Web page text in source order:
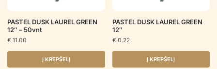
PASTEL DUSK LAUREL GREEN
12″ – 50vnt
€ 11.00
Į KREPŠELĮ
PASTEL DUSK LAUREL GREEN
12″
€ 0.22
Į KREPŠELĮ